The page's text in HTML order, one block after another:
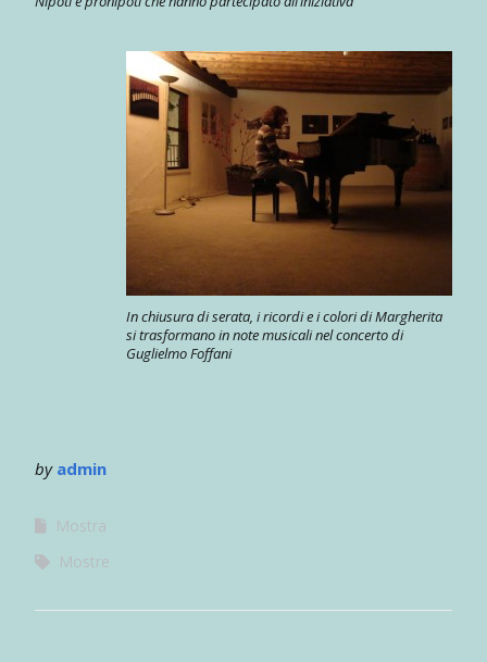
In chiusura di serata, i ricordi e i colori di Margherita
si trasformano in note musicali nel concerto di
Guglielmo Foffani
by admin
Mostra
Mostre